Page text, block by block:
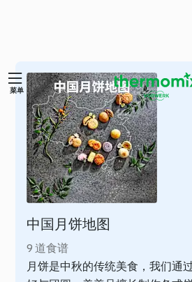
跳菜单
中国月饼地图
9 道食谱
月饼是中秋的传统美食，我们通